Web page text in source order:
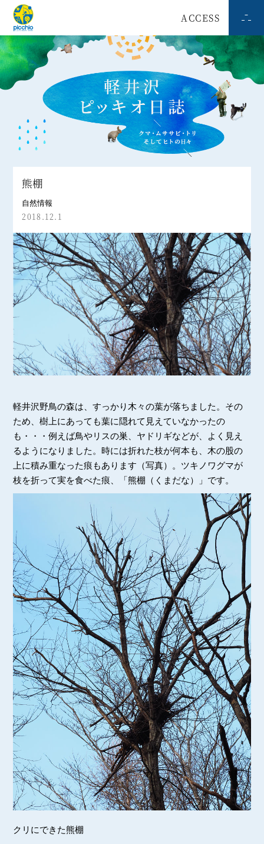
ACCESS
熊棚
自然情報
2018.12.1
軽井沢野鳥の森は、すっかり木々の葉が落ちました。その
ため、樹上にあっても葉に隠れて見えていなかったの
も・・・例えば鳥やリスの巣、ヤドリギなどが、よく見え
るようになりました。時には折れた枝が何本も、木の股の
上に積み重なった痕もあります（写真）。ツキノワグマが
枝を折って実を食べた痕、「熊棚（くまだな）」です。
クリにできた熊棚